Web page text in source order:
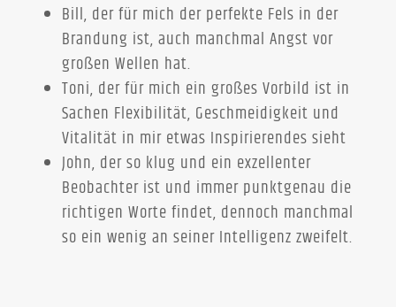
Bill, der für mich der perfekte Fels in der
Brandung ist, auch manchmal Angst vor
großen Wellen hat.
Toni, der für mich ein großes Vorbild ist in
Sachen Flexibilität, Geschmeidigkeit und
Vitalität in mir etwas Inspirierendes sieht
John, der so klug und ein exzellenter
Beobachter ist und immer punktgenau die
richtigen Worte findet, dennoch manchmal
so ein wenig an seiner Intelligenz zweifelt.